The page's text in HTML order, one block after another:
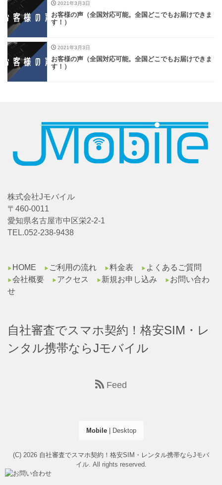
2021年3月3日
お客様の声（全国対応可能。全国どこでもお届けできま
す！）
2021年3月3日
お客様の声（全国対応可能。全国どこでもお届けできま
す！）
株式会社Jモバイル
〒460-0011
愛知県名古屋市中区栄2-2-1
TEL.052-238-9438
▶︎ HOME ▶︎ ご利用の流れ ▶︎料金表 ▶︎ よくあるご質問
▶︎会社概要 ▶︎ アクセス ▶︎ 新規お申し込み ▶︎ お問い合わ
せ
自社審査でスマホ契約！格安SIM・レ
ンタル携帯ならJモバイル
Feed
Mobile| Desktop
(C) 2026 自社審査でスマホ契約！格安SIM・レンタル携帯ならJモバ
イル. All rights reserved.